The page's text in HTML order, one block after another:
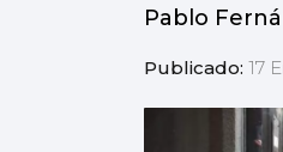
Pablo
Publicado: 17